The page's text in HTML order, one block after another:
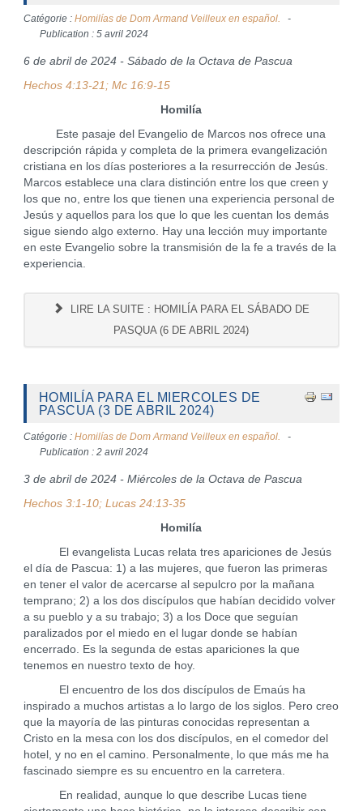
Catégorie : Homilías de Dom Armand Veilleux en español.
Publication : 5 avril 2024
6 de abril de 2024 - Sábado de la Octava de Pascua
Hechos 4:13-21; Mc 16:9-15
Homilía
Este pasaje del Evangelio de Marcos nos ofrece una
descripción rápida y completa de la primera evangelización
cristiana en los días posteriores a la resurrección de Jesús.
Marcos establece una clara distinción entre los que creen y
los que no, entre los que tienen una experiencia personal de
Jesús y aquellos para los que lo que les cuentan los demás
sigue siendo algo externo. Hay una lección muy importante
en este Evangelio sobre la transmisión de la fe a través de la
experiencia.
LIRE LA SUITE : HOMILÍA PARA EL SÁBADO DE
PASQUA (6 DE ABRIL 2024)
HOMILÍA PARA EL MIERCOLES DE
PASCUA (3 DE ABRIL 2024)
Catégorie : Homilías de Dom Armand Veilleux en español.
Publication : 2 avril 2024
3 de abril de 2024 - Miércoles de la Octava de Pascua
Hechos 3:1-10; Lucas 24:13-35
Homilía
El evangelista Lucas relata tres apariciones de Jesús
el día de Pascua: 1) a las mujeres, que fueron las primeras
en tener el valor de acercarse al sepulcro por la mañana
temprano; 2) a los dos discípulos que habían decidido volver
a su pueblo y a su trabajo; 3) a los Doce que seguían
paralizados por el miedo en el lugar donde se habían
encerrado. Es la segunda de estas apariciones la que
tenemos en nuestro texto de hoy.
El encuentro de los dos discípulos de Emaús ha
inspirado a muchos artistas a lo largo de los siglos. Pero creo
que la mayoría de las pinturas conocidas representan a
Cristo en la mesa con los dos discípulos, en el comedor del
hotel, y no en el camino. Personalmente, lo que más me ha
fascinado siempre es su encuentro en la carretera.
En realidad, aunque lo que describe Lucas tiene